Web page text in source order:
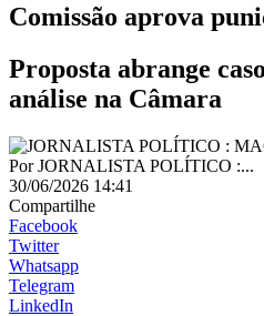
Comissão aprova
Proposta abrange
análise na Câmara
PorJORNALISTA POLÍTICO :...
30/06/2026 14:41
Compartilhe
Facebook
Twitter
Whatsapp
Telegram
LinkedIn